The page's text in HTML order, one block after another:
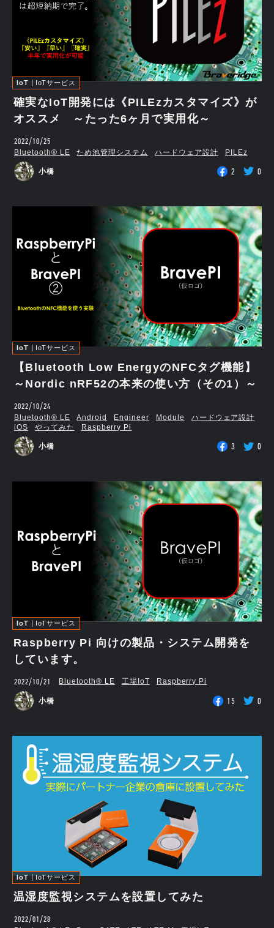
IoT IoTサービス
確実なIoT開発には《PILEzカスタマイズ》が
オススメ ～たった6ヶ月で実用化～
2022/10/25
Bluetooth®︎ LE ため池管理システム ハードウェア設計 PILEz
小橋 2 0
IoT IoTサービス
【Bluetooth Low EnergyのNFCタグ機能】
～Nordic nRF52の本来の使い方（その1）～
2022/10/24
Bluetooth®︎ LE Android Engineer Module
ハードウェア設計
iOS
やってみた Raspberry Pi
小橋 3 0
IoT IoTサービス
Raspberry Pi 向けの製品・システム開発を
しています。
2022/10/21 Bluetooth®︎ LE 工場IoT Raspberry Pi
小橋 15 0
IoT IoTサービス
温湿度監視システムを設置してみた
2022/01/28